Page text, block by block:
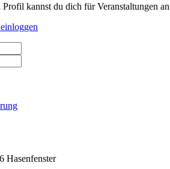
kannst du dich für Veranstaltungen
Hasenfenster